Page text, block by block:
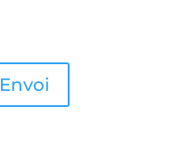
Envoi